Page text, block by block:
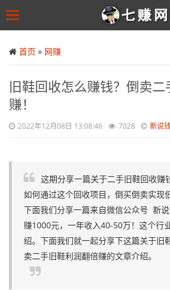
to
main
Toggle
首页 » 网赚
旧鞋回收怎么赚钱？倒卖
赚！
2022年12月08日 13:08:46 7028 新说
这期分享一篇关于二手旧鞋回收赚
如何通过这个回收项目，倒买倒卖实现
下面我们分享一篇来自微信公众号 新
赚1000元，一年收入40-50万！这个行
绍。下面我们就一起分享下这篇关于旧
卖二手旧鞋利润翻倍赚的文章介绍。